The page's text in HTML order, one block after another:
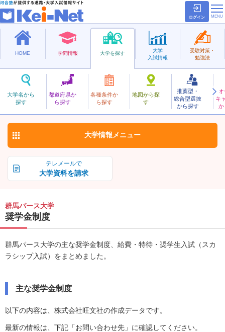
ログイン
HOME 学問情報 大学を探す
大学名から
探す
都道府県か
ら探す
各種条件か
ら探す
地図から探
す
推薦型・
総合型選抜
から探す
キ
か
大学
入試情報
受験対策・
勉強法
私立
ぐんまぱーす
群馬パース大学 お気に入り
テレメールで
大学資料を請求
大学情報 メニュー
群馬パース大学
奨学金制度
群馬パース大学の主な奨学金制度、給費・特待・奨学生入試（スカ
ラシップ入試）をまとめました。
主な奨学金制度
以下の内容は、株式会社旺文社の作成データです。
最新の情報は、下記「お問い合わせ先」に確認してください。